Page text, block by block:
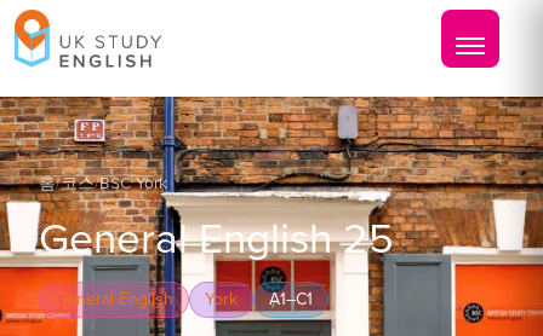
홈/코스/BSC York
General English 25
General English York A1–C1